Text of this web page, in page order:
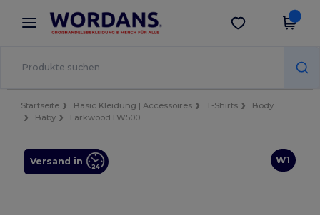
× Wordans App
Bessere Preise in der App!
App holen
Startseite Basic Kleidung | Accessoires T-Shirts
Body
Baby
Larkwood LW500
W1
Versand in